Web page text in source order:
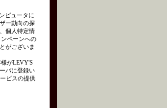
ピュータに
ー動向の探
個人特定情
ペーンへの
がございま
がLEVY'S
バに登録い
ビスの提供